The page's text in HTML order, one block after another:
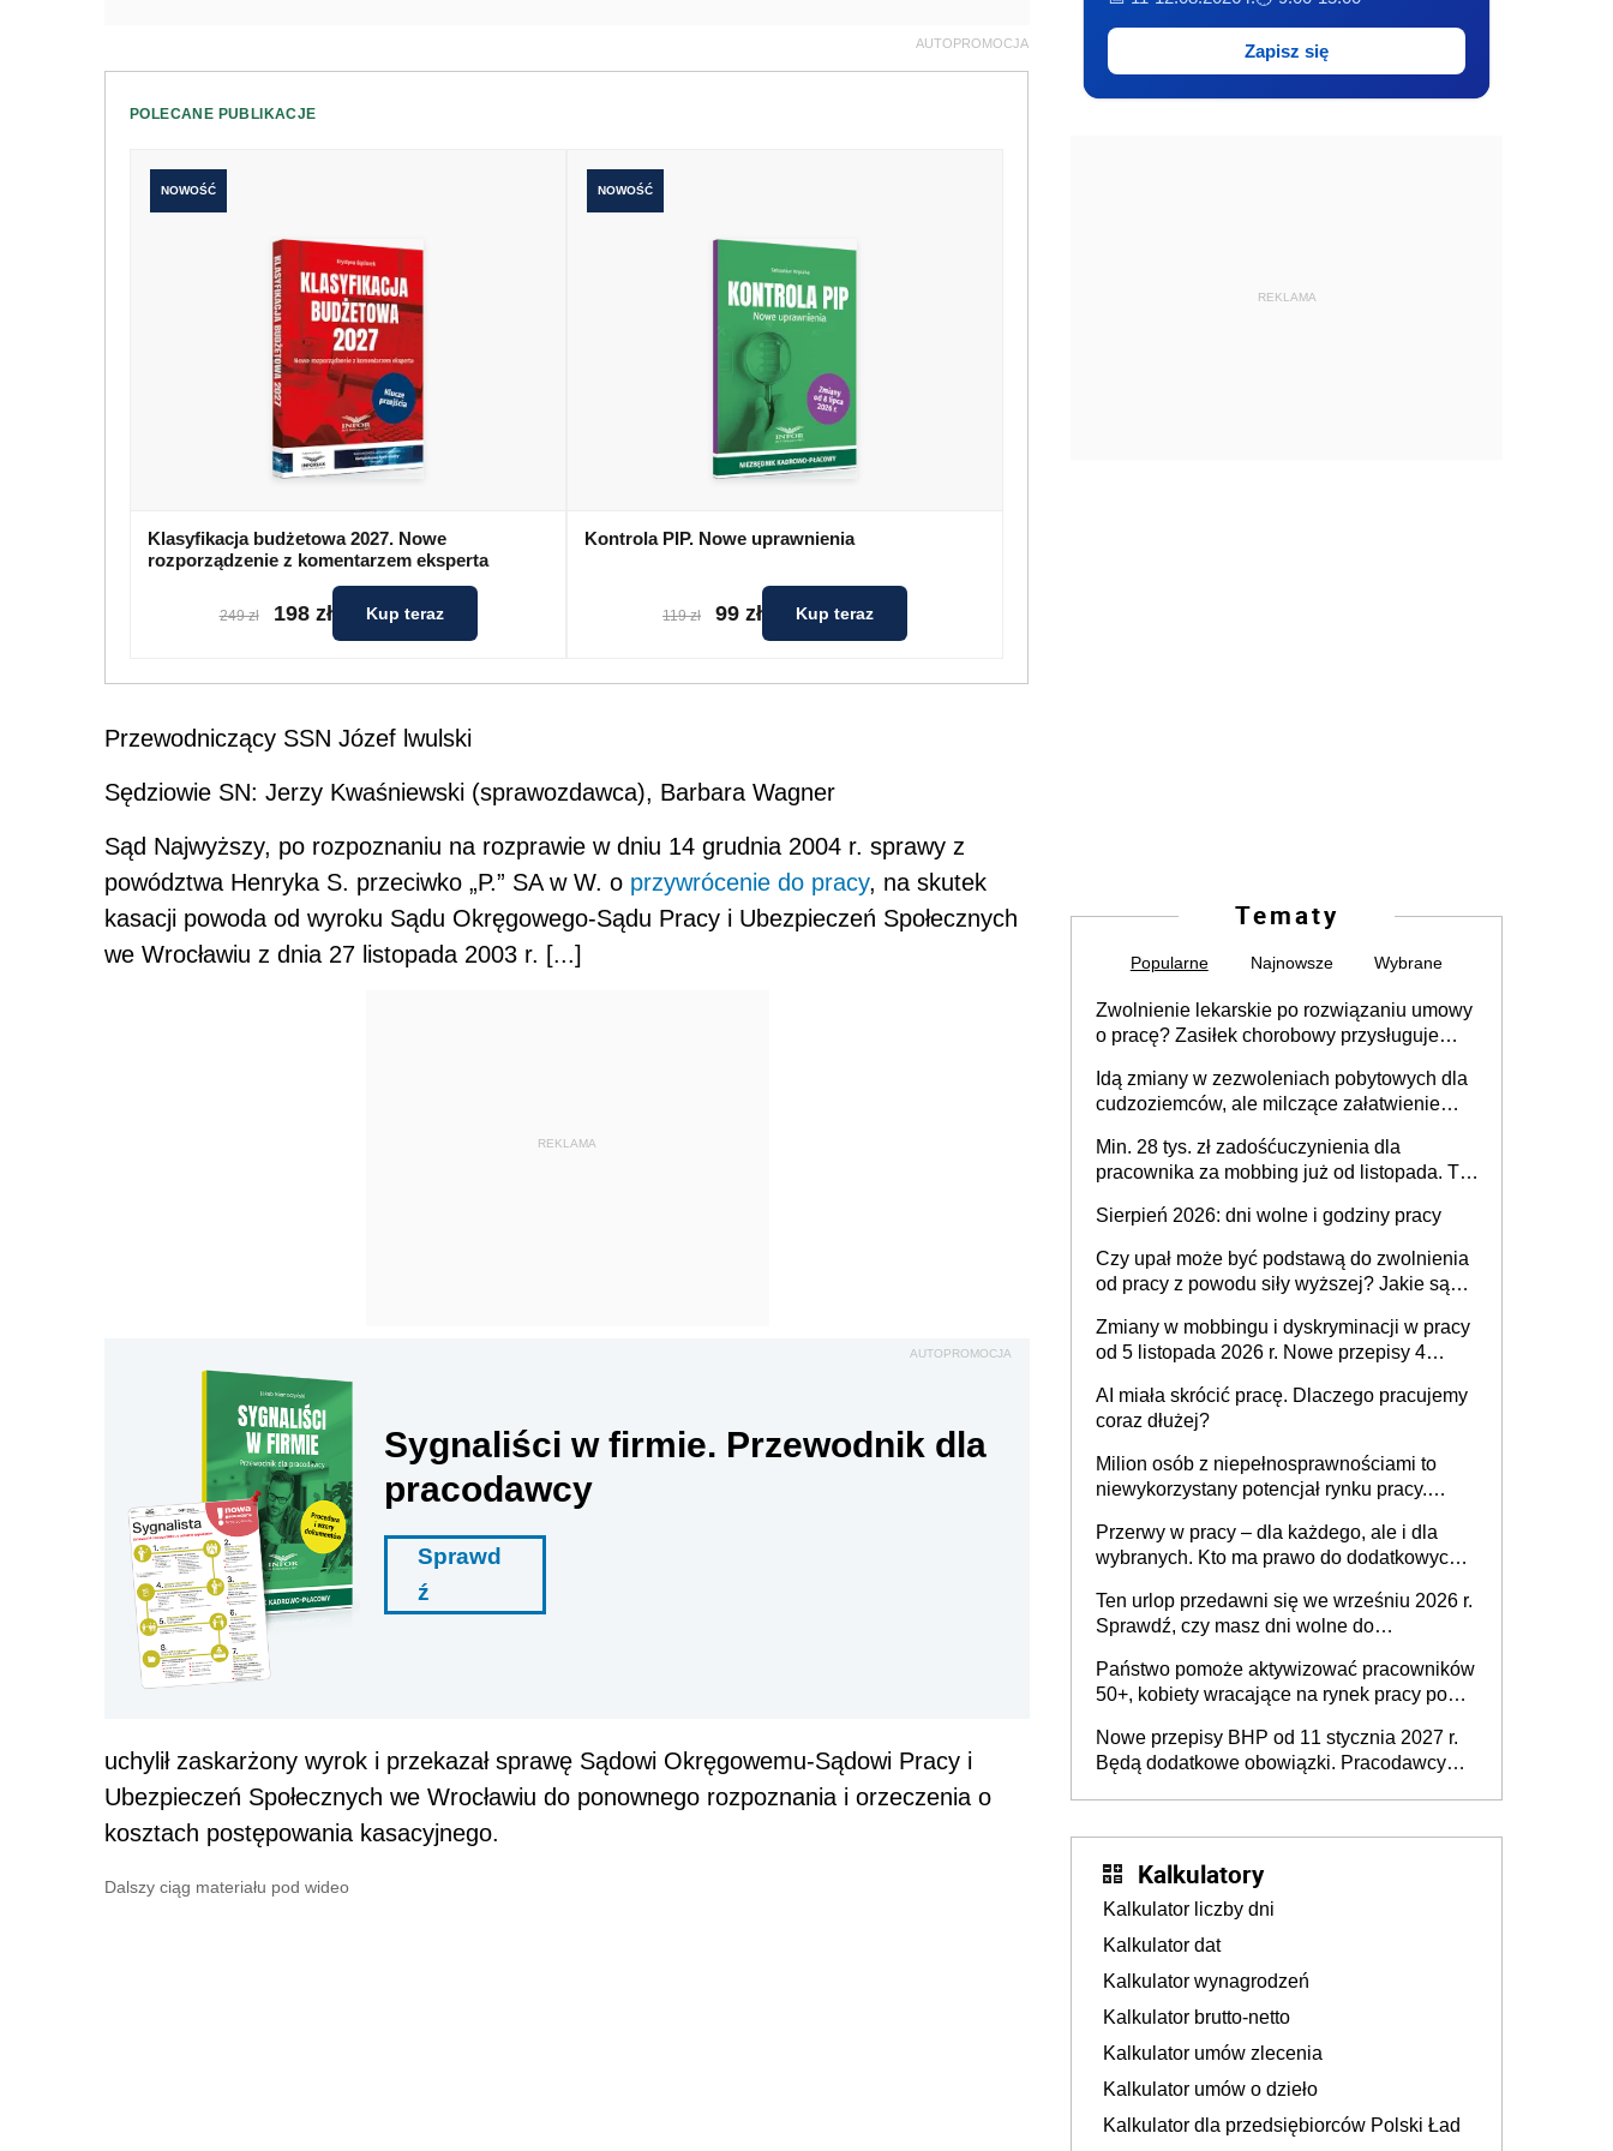
AUTOPROMOCJA
POLECANE PUBLIKACJE
NOWOŚĆ
Klasyfikacja budżetowa 2027. Nowe
rozporządzenie z komentarzem eksperta
249 zł 198 zł Kup teraz
NOWOŚĆ
Kontrola PIP. Nowe uprawnienia
119 zł 99 zł Kup teraz
Przewodniczący SSN Józef lwulski
Sędziowie SN: Jerzy Kwaśniewski (sprawozdawca), Barbara Wagner
Sąd Najwyższy, po rozpoznaniu na rozprawie w dniu 14 grudnia 2004 r. sprawy z
powództwa Henryka S. przeciwko „P.” SA w W. o przywrócenie do pracy, na skutek
kasacji powoda od wyroku Sądu Okręgowego-Sądu Pracy i Ubezpieczeń Społecznych
we Wrocławiu z dnia 27 listopada 2003 r. [...]
REKLAMA
AUTOPROMOCJA
Sygnaliści w firmie. Przewodnik dla
pracodawcy
Sprawd
ź
uchylił zaskarżony wyrok i przekazał sprawę Sądowi Okręgowemu-Sądowi Pracy i
Ubezpieczeń Społecznych we Wrocławiu do ponownego rozpoznania i orzeczenia o
kosztach postępowania kasacyjnego.
Dalszy ciąg materiału pod wideo
Zapisz się
REKLAMA
Tematy
Popularne Najnowsze Wybrane
Zwolnienie lekarskie po rozwiązaniu umowy
o pracę? Zasiłek chorobowy przysługuje
dni od ustania stosunku pracy
Idą zmiany w zezwoleniach pobytowych dla
cudzoziemców, ale milczące załatwienie
Min. 28 tys. zł zadośćuczynienia dla
pracownika za mobbing już od listopada. To
zespołu
Sierpień 2026: dni wolne i godziny pracy
Czy upał może być podstawą do zwolnienia
od pracy z powodu siły wyższej? Jakie są
Zmiany w mobbingu i dyskryminacji w pracy
od 5 listopada 2026 r. Nowe przepisy 4
Ustaw
AI miała skrócić pracę. Dlaczego pracujemy
coraz dłużej?
Milion osób z niepełnosprawnościami to
niewykorzystany potencjał rynku pracy.
dofinansowań czy refundacji, ale bariery po
stronie systemu i świadomości
pracodawców [WYWIAD]
Przerwy w pracy – dla każdego, ale i dla
wybranych. Kto ma prawo do dodatkowych
Ten urlop przedawni się we wrześniu 2026 r.
Sprawdź, czy masz dni wolne do
Państwo pomoże aktywizować pracowników
50+, kobiety wracające na rynek pracy po
osoby neuroatypowe. Powstanie Fundusz
na rzecz Inkluzywności w Zatrudnianiu?
Nowe przepisy BHP od 11 stycznia 2027 r.
Będą dodatkowe obowiązki. Pracodawcy
Kalkulatory
Kalkulator liczby dni
Kalkulator dat
Kalkulator wynagrodzeń
Kalkulator brutto-netto
Kalkulator umów zlecenia
Kalkulator umów o dzieło
Kalkulator dla przedsiębiorców Polski Ład